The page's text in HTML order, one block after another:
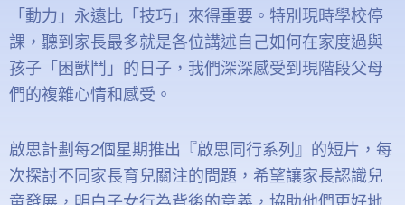
「動力」永遠比「技巧」來得重要。特別現時學校停
課，聽到家長最多就是各位講述自己如何在家度過與
孩子「困獸鬥」的日子，我們深深感受到現階段父母
們的複雜心情和感受。
啟思計劃每2個星期推出『啟思同行系列』的短片，每
次探討不同家長育兒關注的問題，希望讓家長認識兒